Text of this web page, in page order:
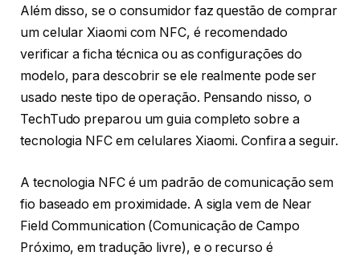
Além disso, se o consumidor faz questão de comprar
um celular Xiaomi com NFC, é recomendado
verificar a ficha técnica ou as configurações do
modelo, para descobrir se ele realmente pode ser
usado neste tipo de operação. Pensando nisso, o
TechTudo preparou um guia completo sobre a
tecnologia NFC em celulares Xiaomi. Confira a seguir.
A tecnologia NFC é um padrão de comunicação sem
fio baseado em proximidade. A sigla vem de Near
Field Communication (Comunicação de Campo
Próximo, em tradução livre), e o recurso é